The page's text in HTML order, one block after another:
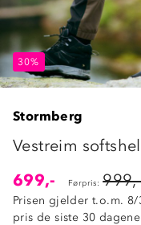
30%
30%
Stormberg
Vestreim
699,-
Førpris: 999,-
Prisen gjelder t.o.m.
pris de siste 30